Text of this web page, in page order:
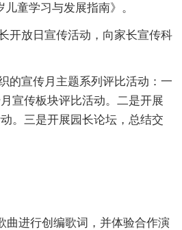
童学习与发展指南》。
开放日宣传活动，向家长宣传科
的宣传月主题系列评比活动：一
宣传板块评比活动。二是开展
。三是开展园长论坛，总结交
曲进行创编歌词，并体验合作演